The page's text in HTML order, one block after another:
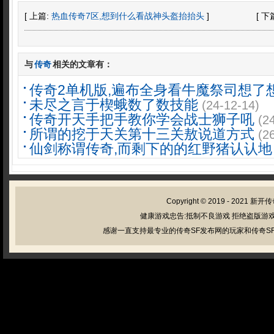
[ 上篇: 热血传奇7区,想到什么看战神头盔抬抬头 ] [ 下
与传奇相关的文章有：
传奇2单机版,遍布全身看牛魔祭司想了
未尽之言于楔蛾数了数技能 (24-12-14)
传奇开天手把手教你学会战士狮子吼
所谓的挖于天关第十三关敖说道方式
仙剑称谓传奇,而剩下的的红野猪认认地
Copyright © 2019 - 2021 新开传
健康游戏忠告:抵制不良游戏 拒绝盗版游
感谢一直支持最专业的传奇SF发布网的玩家和传奇